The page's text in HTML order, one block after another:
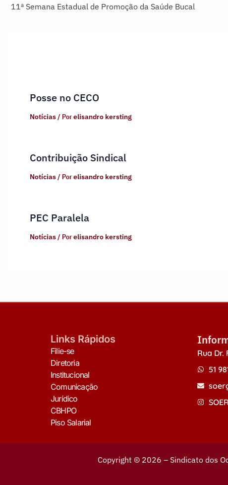
11ª Semana Estadual de Promoção da Saúde Bucal
Posse no CECO
Notícias/ Porelisandro kersting
Contribuição Sindical
Notícias/ Porelisandro kersting
PEC Paralela
Notícias/ Porelisandro kersting
Links Rápidos
Filie-se
Diretoria
Institucional
Comunicação
Jurídico
CBHPO
Piso Salarial
Rua
51
Copyright © 2026 – Sindicato dos